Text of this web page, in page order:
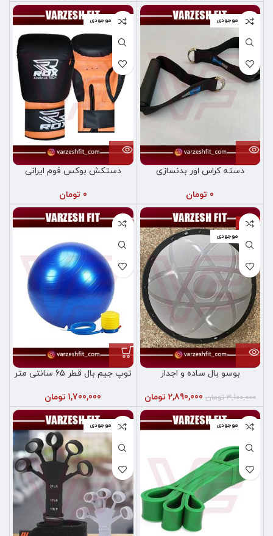
اتمام موجودی
دسته کراس اور بدنسازی
0 تومان
اتمام موجودی
دستکش بوکس فوم ایرانی
0 تومان
-7%
اتمام موجودی
بوسو بال ساده و اجدار
3,100,000 تومان 2,890,000 تومان
توپ جیم بال قطر 65 سانتی متر
1,700,000 تومان
اتمام موجودی اتمام موجودی